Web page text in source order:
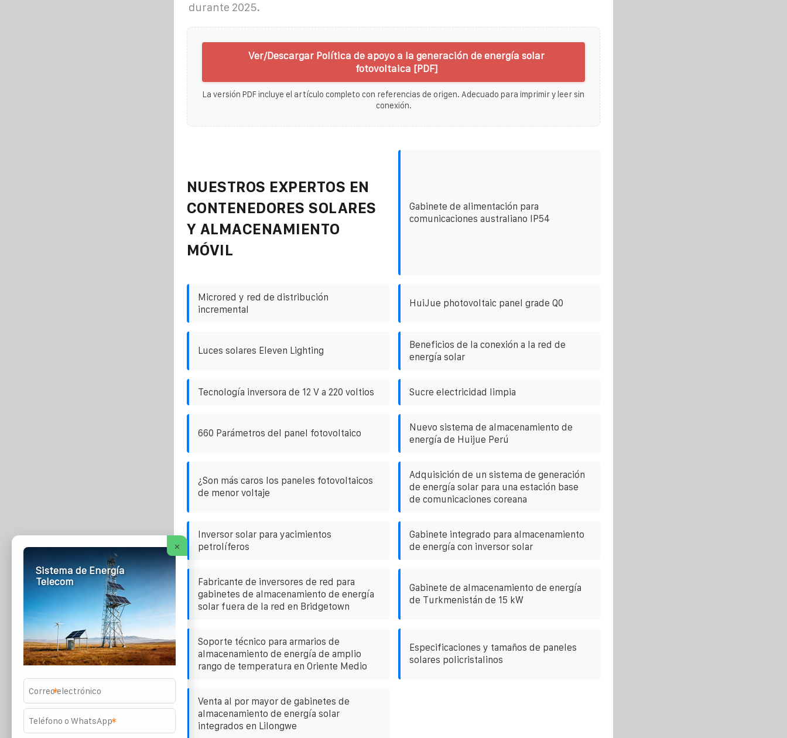
durante 2025.
Ver/Descargar Política de apoyo a la generación de energía solar
fotovoltaica [PDF]
La versión PDF incluye el artículo completo con referencias de origen. Adecuado para imprimir y leer sin
conexión.
NUESTROS EXPERTOS EN
CONTENEDORES SOLARES
Y ALMACENAMIENTO
MÓVIL
Gabinete de alimentación para
comunicaciones australiano IP54
Microred y red de distribución
incremental
HuiJue photovoltaic panel grade Q0
Luces solares Eleven Lighting
Beneficios de la conexión a la red de
energía solar
Tecnología inversora de 12 V a 220 voltios Sucre electricidad limpia
660 Parámetros del panel fotovoltaico
Nuevo sistema de almacenamiento de
energía de Huijue Perú
¿Son más caros los paneles fotovoltaicos
de menor voltaje
Adquisición de un sistema de generación
de energía solar para una estación base
de comunicaciones coreana
Inversor solar para yacimientos
petrolíferos
Gabinete integrado para almacenamiento
de energía con inversor solar
Fabricante de inversores de red para
gabinetes de almacenamiento de energía
solar fuera de la red en Bridgetown
Gabinete de almacenamiento de energía
de Turkmenistán de 15 kW
Soporte técnico para armarios de
almacenamiento de energía de amplio
rango de temperatura en Oriente Medio
Especificaciones y tamaños de paneles
solares policristalinos
Venta al por mayor de gabinetes de
almacenamiento de energía solar
integrados en Lilongwe
×
Sistema de Energía
Telecom
*
*